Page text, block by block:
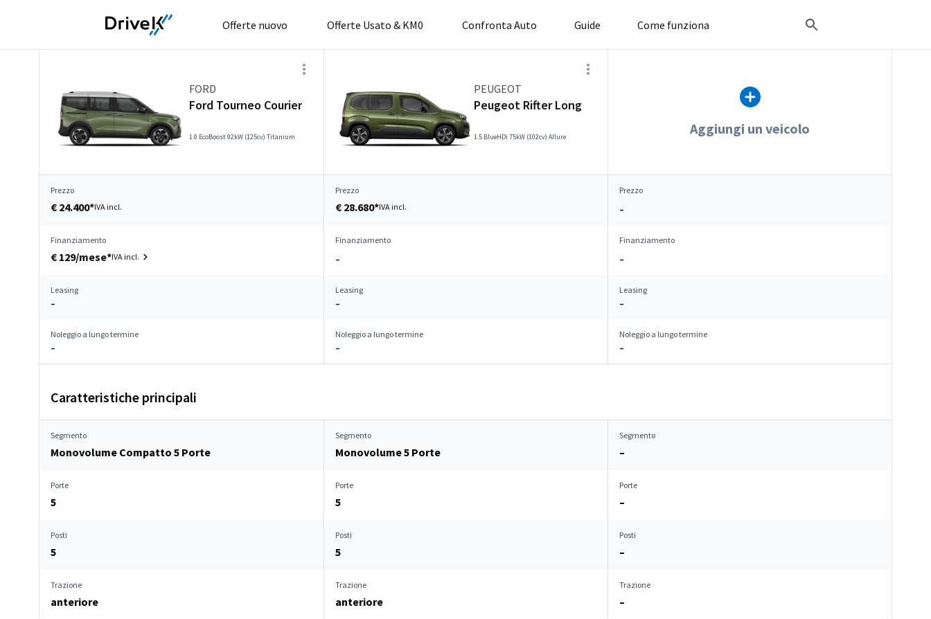
Offerte nuovo Offerte Usato & KM0 Confronta Auto Guide Come funziona
FORD
Ford Tourneo Courier
1.0 EcoBoost 92kW (125cv) Titanium
PEUGEOT
Peugeot Rifter Long
1.5 BlueHDi 75kW (102cv) Allure Aggiungi un veicolo
Prezzo
€ 24.400*IVA incl.
Prezzo
€ 28.680*IVA incl.
Prezzo
–
Finanziamento
€ 129/mese*IVA incl.
Finanziamento
–
Finanziamento
–
Leasing
–
Leasing
–
Leasing
–
Noleggio a lungo termine
–
Noleggio a lungo termine
–
Noleggio a lungo termine
–
Caratteristiche principali
Segmento
Monovolume Compatto 5 Porte
Segmento
Monovolume 5 Porte
Segmento
–
Porte
5
Porte
5
Porte
–
Posti
5
Posti
5
Posti
–
Trazione
anteriore
Trazione
anteriore
Trazione
–